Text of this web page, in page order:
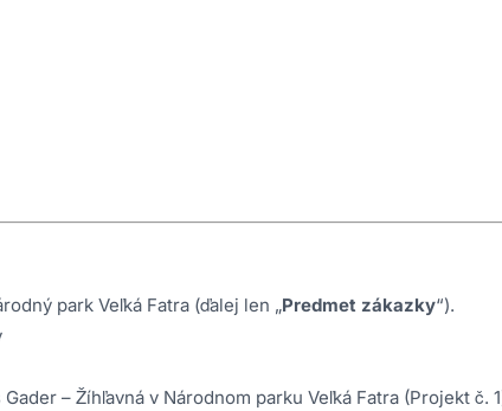
park Veľká Fatra (ďalej len „Predmet zákazky“).
– Žíhľavná v Národnom parku Veľká Fatra (Projekt č.